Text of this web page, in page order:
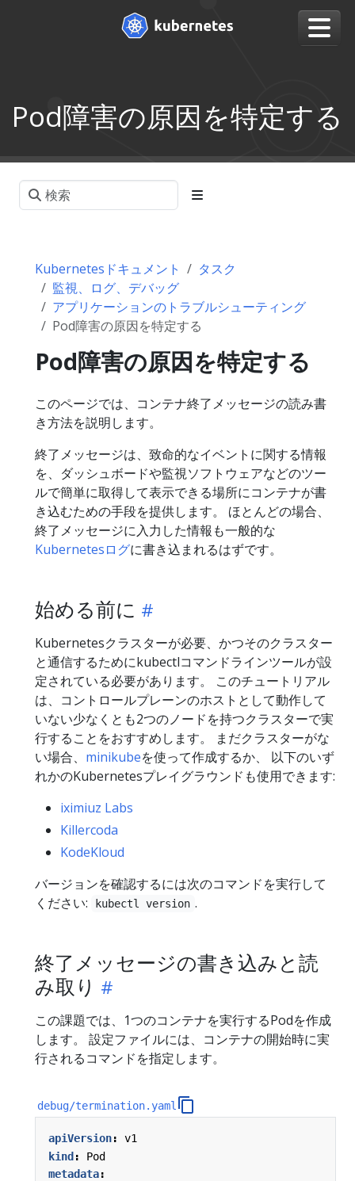
Pod障害の原因を特定する
Kubernetesドキュメント
タスク
監視、ログ、デバッグ
アプリケーションのトラブルシューティング
Pod障害の原因を特定する
Pod障害の原因を特定する
このページでは、コンテナ終了メッセージの読み書
き方法を説明します。
終了メッセージは、致命的なイベントに関する情報
を、ダッシュボードや監視ソフトウェアなどのツー
ルで簡単に取得して表示できる場所にコンテナが書
き込むための手段を提供します。 ほとんどの場合、
終了メッセージに入力した情報も一般的な
Kubernetesログに書き込まれるはずです。
始める前に
Kubernetesクラスターが必要、かつそのクラスター
と通信するためにkubectlコマンドラインツールが設
定されている必要があります。 このチュートリアル
は、コントロールプレーンのホストとして動作して
いない少なくとも2つのノードを持つクラスターで実
行することをおすすめします。 まだクラスターがな
い場合、 minikubeを使って作成するか、 以下のいず
れかのKubernetesプレイグラウンドも使用できます:
iximiuz Labs
Killercoda
KodeKloud
バージョンを確認するには次のコマンドを実行して
ください:
kubectl version .
終了メッセージの書き込みと読
み取り
この課題では、1つのコンテナを実行するPodを作成
します。 設定ファイルには、コンテナの開始時に実
行されるコマンドを指定します。
debug/termination.yaml
apiVersion:
v1
kind:
Pod
metadata: